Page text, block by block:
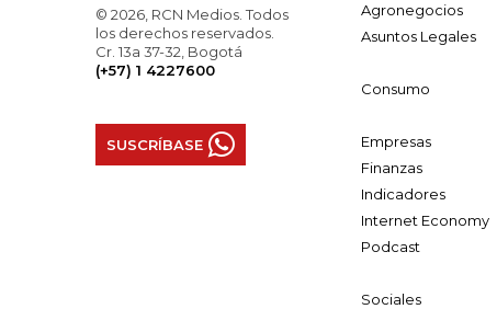
© 2026, RCN Medios. Todos
los derechos reservados.
Cr. 13a 37-32, Bogotá
(+57) 1 4227600
SUSCRÍBASE
Agronegocios
Asuntos Legales
Consumo
Empresas
Finanzas
Indicadores
Internet Economy
Podcast
Sociales